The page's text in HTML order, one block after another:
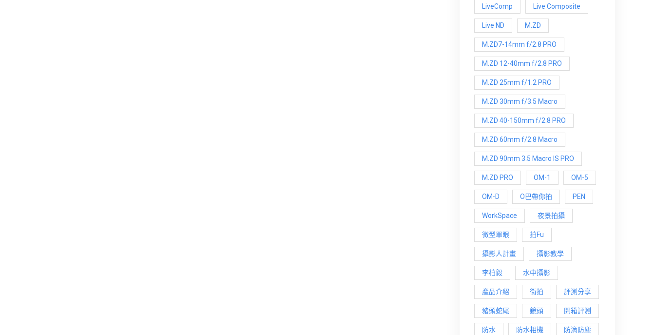
LiveComp Live Composite
Live ND M.ZD
M.ZD7-14mm f/2.8 PRO
M.ZD 12-40mm f/2.8 PRO
M.ZD 25mm f/1.2 PRO
M.ZD 30mm f/3.5 Macro
M.ZD 40-150mm f/2.8 PRO
M.ZD 60mm f/2.8 Macro
M.ZD 90mm 3.5 Macro IS PRO
M.ZD PRO OM-1 OM-5
OM-D O巴帶你拍 PEN
WorkSpace 夜景拍攝
微型單眼 拍Fu
攝影人計畫 攝影教學
李柏毅 水中攝影
產品介紹 街拍 評測分享
豬頭蛇尾 鏡頭 開箱評測
防水 防水相機 防滴防塵